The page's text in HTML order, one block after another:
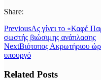
Share:
PreviousΑς γίνει το «Καφέ
σωστής βιώσιμης ανάπλασης
NextΒιότοπος Ακρωτήριου
υπουργό
Related Posts